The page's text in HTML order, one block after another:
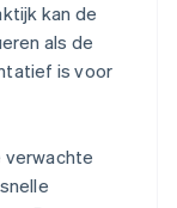
kan de
als de
is voor
verwachte